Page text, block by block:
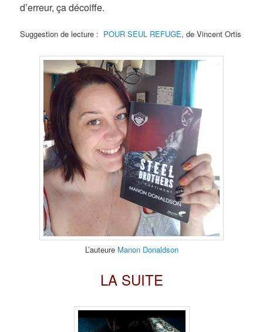
d’erreur, ça décoiffe.
Suggestion de lecture : POUR SEUL REFUGE, de Vincent Ortis
L’auteure Manon Donaldson
LA SUITE